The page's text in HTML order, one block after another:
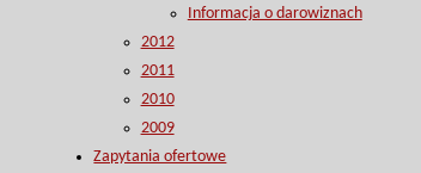
Informacja o darowiznach
2012
2011
2010
2009
Zapytania ofertowe